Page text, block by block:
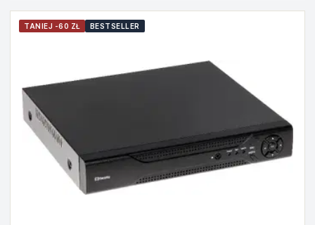
TANIEJ -60 ZŁ BESTSELLER